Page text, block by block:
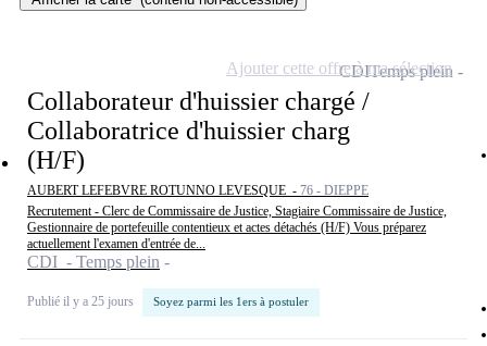
Collaborateur d'huissier chargé /
Collaboratrice d'huissier charg
(H/F)
AUBERT LEFEBVRE ROTUNNO LEVESQUE - 76 - DIEPPE
Recrutement - Clerc de Commissaire de Justice, Stagiaire Commissaire de Justice,
Gestionnaire de portefeuille contentieux et actes détachés (H/F) Vous préparez
actuellement l'examen d'entrée de...
CDI - Temps plein
Publié il y a 25 jours Soyez parmi les 1ers à postuler
CDITemps plein
Ajouter cette offre à ma sélection